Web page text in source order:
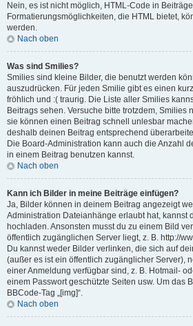
Nein, es ist nicht möglich, HTML-Code in
Formatierungsmöglichkeiten, die HTML bietet,
werden.
Nach oben
Was sind Smilies?
Smilies sind kleine Bilder, die benutzt werden
auszudrücken. Für jeden Smilie gibt es einen
fröhlich und :( traurig. Die Liste aller Smilies
Beitrags sehen. Versuche bitte trotzdem, Smilies
sie können einen Beitrag schnell unlesbar
deshalb deinen Beitrag entsprechend
Die Board-Administration kann auch die Anzahl
in einem Beitrag benutzen kannst.
Nach oben
Kann ich Bilder in meine Beiträge einfügen?
Ja, Bilder können in deinem Beitrag angezeigt
Administration Dateianhänge erlaubt hat, kannst
hochladen. Ansonsten musst du zu einem Bild
öffentlich zugänglichen Server liegt, z. B. http://
Du kannst weder Bilder verlinken, die sich auf
(außer es ist ein öffentlich zugänglicher Server),
einer Anmeldung verfügbar sind, z. B. Hotmail-
einem Passwort geschützte Seiten usw. Um das
BBCode-Tag „[img]“.
Nach oben